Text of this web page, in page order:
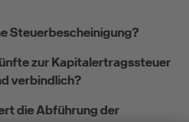
Steuerbescheinigung?
zur Kapitalertragssteuer
verbindlich?
die Abführung der